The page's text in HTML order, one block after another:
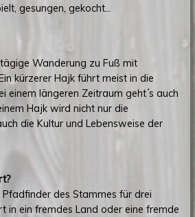
gesungen, gekocht…
Wanderung zu Fuß mit
kürzerer Hajk führt meist in die
einem längeren Zeitraum geht´s auch
Hajk wird nicht nur die
die Kultur und Lebensweise der
Pfadfinder des Stammes für drei
in ein fremdes Land oder eine fremde